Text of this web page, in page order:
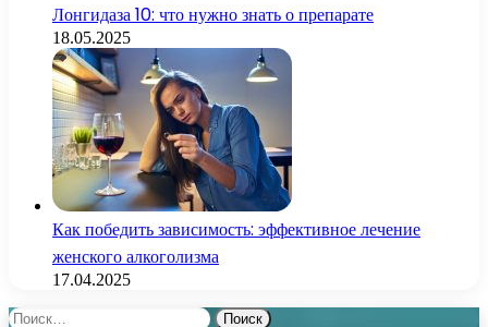
Лонгидаза 10: что нужно знать о препарате
18.05.2025
Как победить зависимость: эффективное лечение
женского алкоголизма
17.04.2025
Найти: